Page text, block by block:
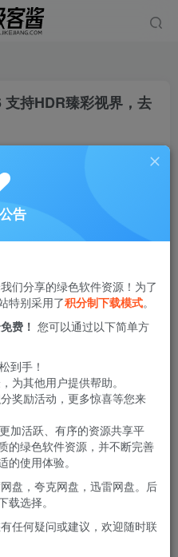
持HDR臻彩视界，去
私信
包括
/AirPlay电视分享，多场
告
们分享的绿色软件资源！为了
特别采用了积分制下载模式。
费！ 您可以通过以下简单方
到手！
为其他用户提供帮助。
奖励活动，更多惊喜等您来
加活跃、有序的资源共享平
的绿色软件资源，并不断完善
使用体验。
盘，夸克网盘，迅雷网盘。后
选择。
任何疑问或建议，欢迎随时联